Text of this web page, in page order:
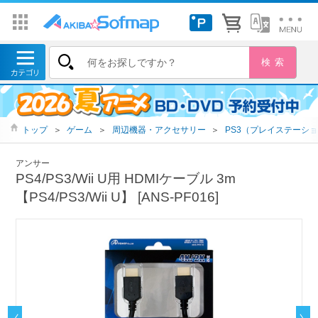
トップ ＞ ゲーム ＞ 周辺機器・アクセサリー ＞ PS3（プレイステーシ
アンサー
PS4/PS3/Wii U用 HDMIケーブル 3m
【PS4/PS3/Wii U】 [ANS-PF016]